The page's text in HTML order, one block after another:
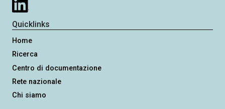
v
Quicklinks
Home
Ricerca
Centro di documentazione
Rete nazionale
Chi siamo